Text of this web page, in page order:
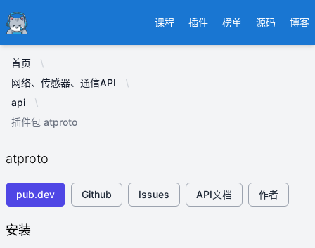
Ducafecat 课程 插件 榜单 源码 博客
首页
网络、传感器、通信API
api
插件包 atproto
atproto
pub.dev Github Issues API文档 作者
安装